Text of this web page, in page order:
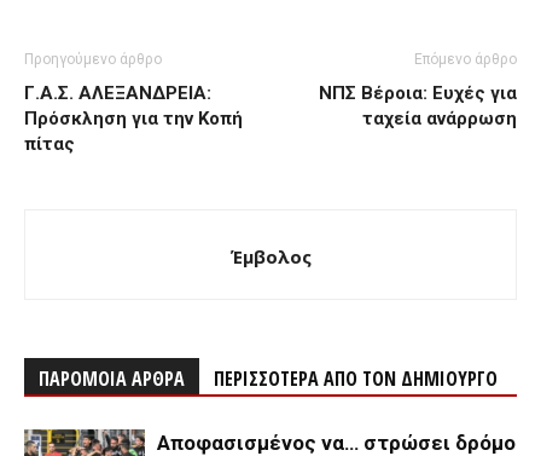
Προηγούμενο άρθρο
Γ.Α.Σ. ΑΛΕΞΑΝΔΡΕΙΑ:
Πρόσκληση για την Κοπή
πίτας
Επόμενο άρθρο
ΝΠΣ Βέροια: Ευχές για
ταχεία ανάρρωση
Έμβολος
ΠΑΡΟΜΟΙΑ ΑΡΘΡΑ ΠΕΡΙΣΣΟΤΕΡΑ ΑΠΟ ΤΟΝ ΔΗΜΙΟΥΡΓΟ
Αποφασισμένος να… στρώσει δρόμο